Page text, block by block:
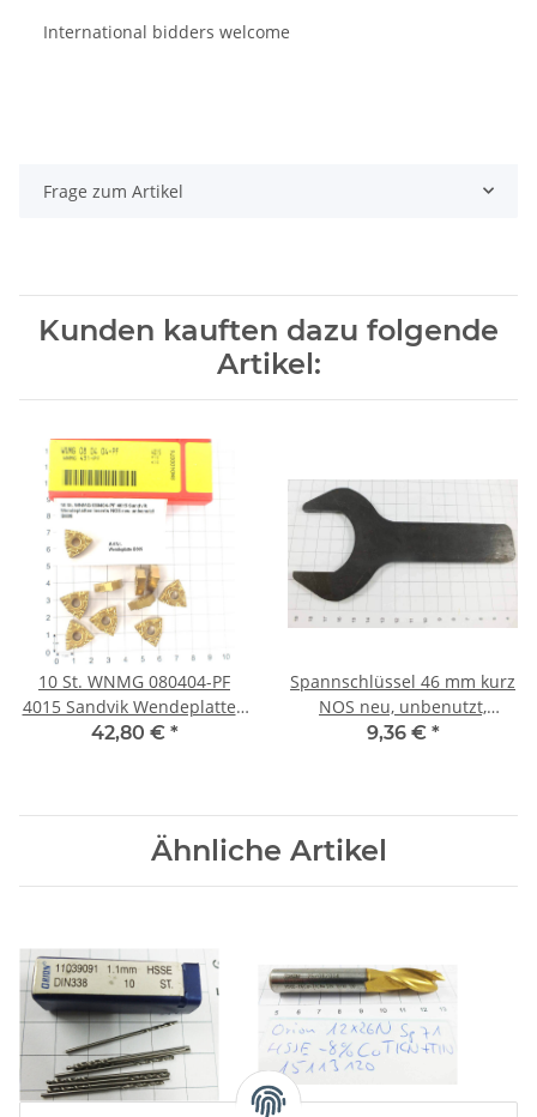
International bidders welcome
Frage zum Artikel
Kunden kauften dazu folgende
Artikel:
10 St. WNMG 080404-PF
4015 Sandvik Wendeplatten
Inserts NOS neu unbenutzt
42,80 € *
Spannschlüssel 46 mm kurz
NOS neu, unbenutzt,
165mm lang 5 mm dick
9,36 € *
Ähnliche Artikel